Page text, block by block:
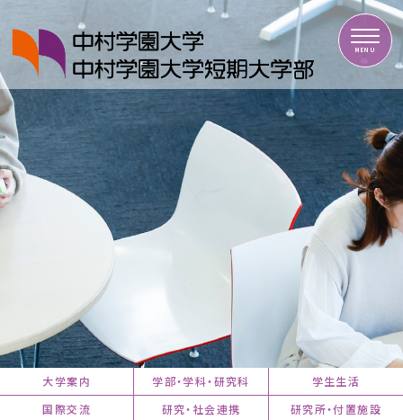
中村学園大学・中村学園大学短期大学部
MENU
大学案内 学部・学科・研究科
学生生活
国際交流
研究・社会連携 研究所・付置施設